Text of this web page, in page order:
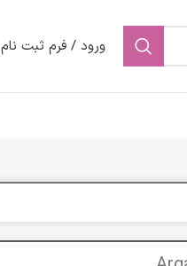
ورود / فرم ثبت نام